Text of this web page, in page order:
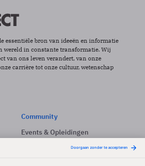
essentiële bron van ideeën en informatie
wereld in constante transformatie. Wij
van ons leven verandert, van onze
carrière tot onze cultuur, wetenschap
Community
Events & Opleidingen